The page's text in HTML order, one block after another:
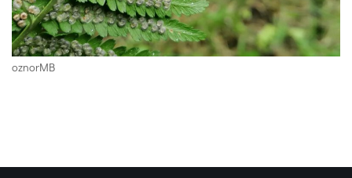
oznorMB